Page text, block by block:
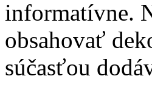
informatívne.
obsahovať
súčasťou